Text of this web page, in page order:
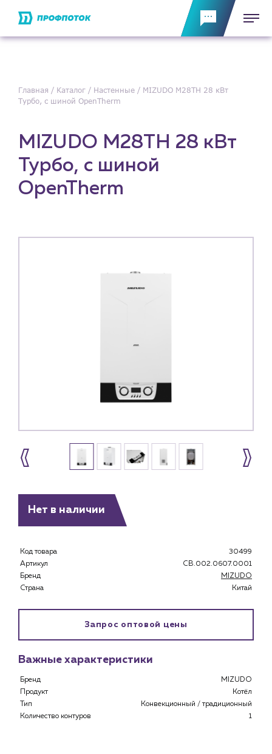
Главная Каталог Настенные
MIZUDO М28TH 28 кВт
Турбо, с шиной OpenTherm
MIZUDO М28TH 28 кВт
Турбо, с шиной
OpenTherm
Нет в наличии
Код товара
30499
Артикул
CB.002.0607.0001
Бренд
MIZUDO
Страна
Китай
Запрос оптовой цены
Важные характеристики
Бренд
MIZUDO
Продукт
Котёл
Тип
Конвекционный / традиционный
Количество контуров
1